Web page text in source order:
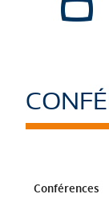
Conférences